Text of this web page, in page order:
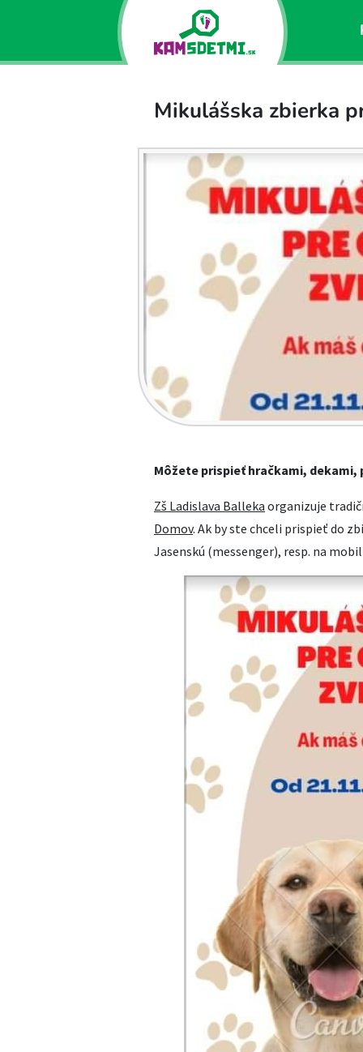
Mikulášska zbierka
Môžete prispieť hračkami,
Zš Ladislava Balleka organizuje
Domov. Ak by ste chceli prispieť do
Jasenskú (messenger), resp. na mobil